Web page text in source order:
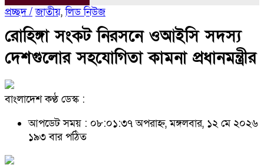
প্রচ্ছদ / জাতীয়,লিড নিউজ
রোহিঙ্গা সংকট নিরসনে ওআইসি সদস্য
দেশগুলোর সহযোগিতা কামনা প্রধানমন্ত্রীর
বাংলাদেশ কণ্ঠ ডেস্ক :
আপডেট সময় : ০৮:০১:৩৭ অপরাহ্ন, মঙ্গলবার, ১২ মে ২০২৬
১৯৩ বার পঠিত